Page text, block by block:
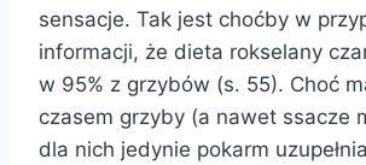
sensacje. Tak jest choćby w
informacji, że dieta rokselany
w 95% z grzybów (s. 55). Choć
czasem grzyby (a nawet ssacze
dla nich jedynie pokarm